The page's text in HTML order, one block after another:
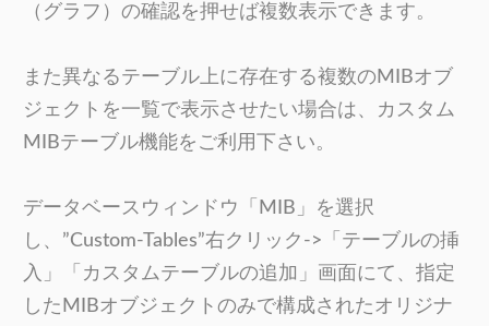
（グラフ）の確認を押せば複数表示できます。
また異なるテーブル上に存在する複数のMIBオブ
ジェクトを一覧で表示させたい場合は、カスタム
MIBテーブル機能をご利用下さい。
データベースウィンドウ「MIB」を選択
し、”Custom-Tables”右クリック->「テーブルの挿
入」「カスタムテーブルの追加」画面にて、指定
したMIBオブジェクトのみで構成されたオリジナ